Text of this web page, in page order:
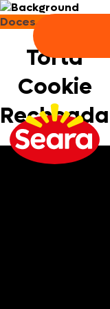
Doces, Bolos e
Torta
Cookie
Recheada